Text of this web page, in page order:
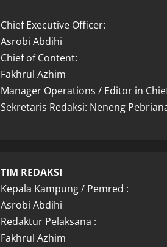
Chief Executive Officer:
Asrobi Abdihi
Chief of Content:
Fakhrul Azhim
Manager Operations / Editor in
Sekretaris Redaksi: Neneng
TIM REDAKSI
Kepala Kampung / Pemred :
Asrobi Abdihi
Redaktur Pelaksana :
Fakhrul Azhim